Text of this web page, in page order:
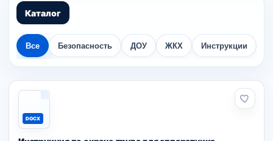
Каталог
Все Безопасность ДОУ ЖКХ Инструкции
DOCX